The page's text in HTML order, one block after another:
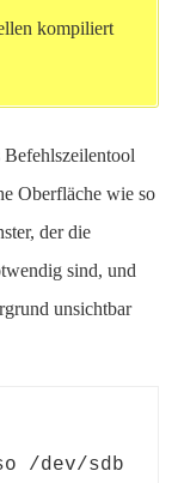
kompiliert
Oberfläche wie so
der die
sind, und
unsichtbar
/dev/sdb